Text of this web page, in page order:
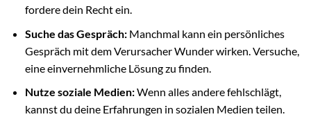
fordere dein Recht ein.
Suche das Gespräch:Manchmal kann ein persönliches
Gespräch mit dem Verursacher Wunder wirken. Versuche,
eine einvernehmliche Lösung zu finden.
Nutze soziale Medien:Wenn alles andere fehlschlägt,
kannst du deine Erfahrungen in sozialen Medien teilen.